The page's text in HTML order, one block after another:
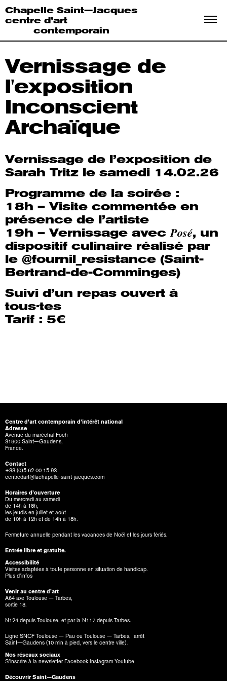
Chapelle Saint—Jacques
centre d’art
contemporain
Vernissage de
l'exposition
Inconscient
Archaïque
Vernissage de l’exposition de
Sarah Tritz le samedi 14.02.26
Programme de la soirée :
18h – Visite commentée en
présence de l’artiste
19h – Vernissage avec 𝑷𝒐𝒔𝒆́, un
dispositif culinaire réalisé par
le @fournil_resistance (Saint-
Bertrand-de-Comminges)
Suivi d’un repas ouvert à
tous·tes
Tarif : 5€
Centre d’art contemporain d’intérêt national
Adresse
Avenue du maréchal Foch
31800 Saint—Gaudens,
France.
Contact
+33 (0)5 62 00 15 93
centredart@lachapelle-saint-jacques.com
Horaires d’ouverture
Du mercredi au samedi
de 14h à 18h,
les jeudis en juillet et août
de 10h à 12h et de 14h à 18h.
Fermeture annuelle pendant les vacances de Noël et les jours fériés.
Entrée libre et gratuite.
Accessibilité
Visites adaptées à toute personne en situation de handicap.
Plus d’infos
Venir au centre d’art
A64 axe Toulouse — Tarbes,
sortie 18.
N124 depuis Toulouse, et par la N117 depuis Tarbes.
Ligne SNCF Toulouse — Pau ou Toulouse — Tarbes, arrêt
Saint—Gaudens (10 min à pied, vers le centre ville).
Nos réseaux sociaux
S’inscrire à la newsletter Facebook Instagram Youtube
Découvrir Saint—Gaudens